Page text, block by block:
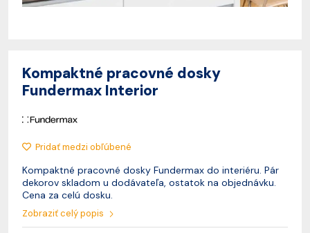
Kompaktné pracovné dosky
Fundermax Interior
Pridať medzi obľúbené
Kompaktné pracovné dosky Fundermax do interiéru. Pár
dekorov skladom u dodávateľa, ostatok na objednávku.
Cena za celú dosku.
Zobraziť celý popis